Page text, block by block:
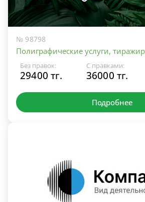
№ 98798
Полиграфические услуги,
Без правок:
29400 тг.
С правками:
36000 тг.
Подробнее